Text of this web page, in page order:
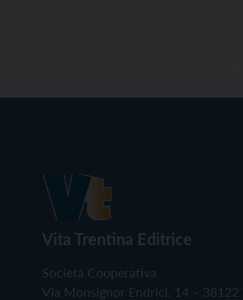
Vita Trentina Editrice
Società Cooperativa
Via Monsignor Endrici, 14 – 38122